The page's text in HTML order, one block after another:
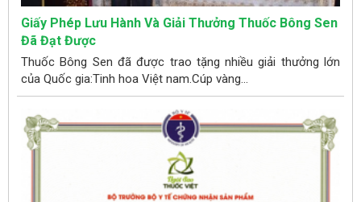
Giấy Phép Lưu Hành Và Giải Thưởng Thuốc Bông Sen
Đã Đạt Được
Thuốc Bông Sen đã được trao tặng nhiều giải thưởng lớn
của Quốc gia:Tinh hoa Việt nam.Cúp vàng...